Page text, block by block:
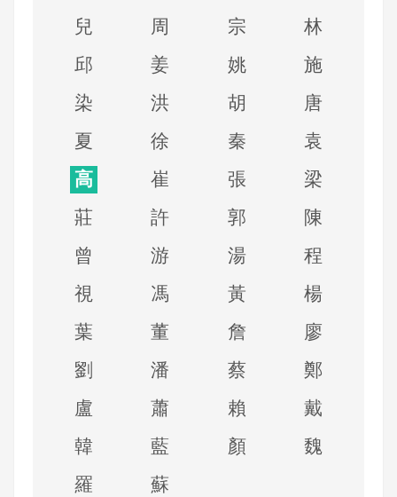
兒
周 宗
林
邱
姜 姚
施
染
洪 胡
唐
夏
徐 秦
袁
高
崔 張
梁
莊
許 郭
陳
曾
游 湯
程
視
馮 黃
楊
葉
董 詹
廖
劉
潘 蔡
鄭
盧
蕭 賴
戴
韓
藍 顏
魏
羅
蘇